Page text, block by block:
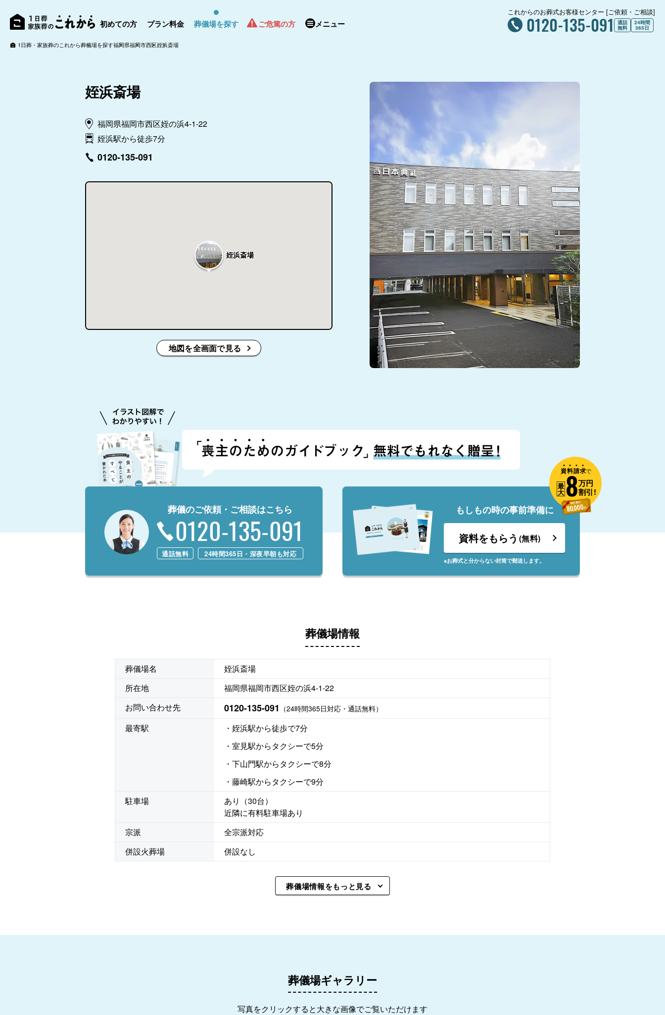
初めての方 プラン料金 葬儀場を探す ご危篤の方 メニュー
これからのお葬式お客様センター [ご依頼・ご相談]
0120-135-091 通話
無料
24時間
365日
1日葬・家族葬のこれから葬儀場を探す福岡県福岡市西区姪浜斎場
姪浜斎場
福岡県福岡市西区姪の浜4-1-22
姪浜駅から徒歩7分
0120-135-091
姪浜斎場
地図を全画面で見る
葬儀のご依頼・ご相談はこちら
0120-135-091
通話無料 24時間365日・深夜早朝も対応
もしもの時の事前準備に
資料をもらう (無料)
※お葬式と分からない封筒で郵送します。
資料請求で
最
大8万円
割引!
葬儀場情報
葬儀場名
姪浜斎場
所在地
福岡県福岡市西区姪の浜4-1-22
お問い合わせ先
0120-135-091 （24時間365日対応・通話無料）
最寄駅
・姪浜駅から徒歩で7分
・室見駅からタクシーで5分
・下山門駅からタクシーで8分
・藤崎駅からタクシーで9分
駐車場
あり（30台）
近隣に有料駐車場あり
宗派
全宗派対応
併設火葬場
併設なし
葬儀場情報をもっと見る
葬儀場ギャラリー
写真をクリックすると大きな画像でご覧いただけます